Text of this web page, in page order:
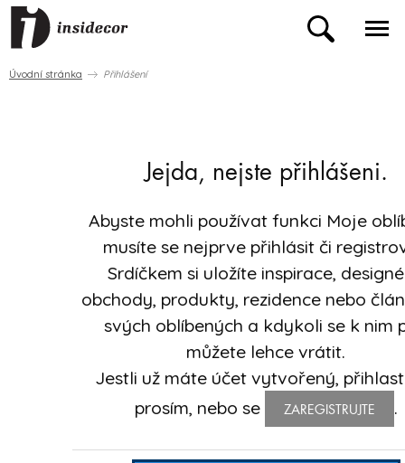
Úvodní stránka Přihlášení
Jejda, nejste přihlášeni.
Abyste mohli používat funkci Moje
musíte se nejprve přihlásit či
Srdíčkem si uložíte inspirace,
obchody, produkty, rezidence nebo
svých oblíbených a kdykoli se k nim
můžete lehce vrátit.
Jestli už máte účet vytvořený,
prosím, nebo se
ZAREGISTRUJTE .